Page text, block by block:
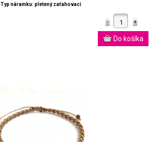
Typ náramku: pletený zaťahovací